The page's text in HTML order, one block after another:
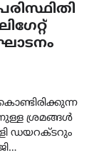
ശ്രമങ്ങൾ
ഡയറക്ടറും